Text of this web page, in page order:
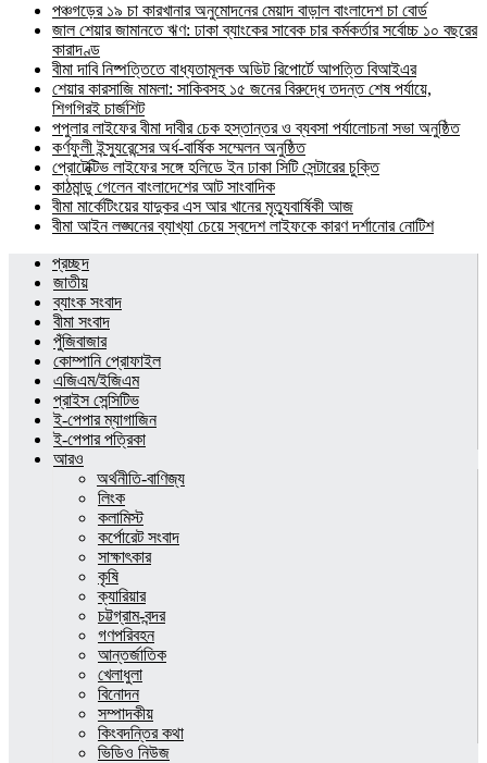
পঞ্চগড়ের ১৯ চা কারখানার অনুমোদনের মেয়াদ বাড়াল বাংলাদেশ চা বোর্ড
জাল শেয়ার জামানতে ঋণ: ঢাকা ব্যাংকের সাবেক চার কর্মকর্তার সর্বোচ্চ ১০ বছরের
কারাদণ্ড
বীমা দাবি নিষ্পত্তিতে বাধ্যতামূলক অডিট রিপোর্টে আপত্তি বিআইএর
শেয়ার কারসাজি মামলা: সাকিবসহ ১৫ জনের বিরুদ্ধে তদন্ত শেষ পর্যায়ে,
শিগগিরই চার্জশিট
পপুলার লাইফের বীমা দাবীর চেক হস্তান্তর ও ব্যবসা পর্যালোচনা সভা অনুষ্ঠিত
কর্ণফুলী ইন্স্যুরেন্সের অর্ধ-বার্ষিক সম্মেলন অনুষ্ঠিত
প্রোটেক্টিভ লাইফের সঙ্গে হলিডে ইন ঢাকা সিটি সেন্টারের চুক্তি
কাঠমান্ডু গেলেন বাংলাদেশের আট সাংবাদিক
বীমা মার্কেটিংয়ের যাদুকর এস আর খানের মৃত্যুবার্ষিকী আজ
বীমা আইন লঙ্ঘনের ব্যাখ্যা চেয়ে স্বদেশ লাইফকে কারণ দর্শানোর নোটিশ
প্রচ্ছদ
জাতীয়
ব্যাংক সংবাদ
বীমা সংবাদ
পুঁজিবাজার
কোম্পানি প্রোফাইল
এজিএম/ইজিএম
প্রাইস সেন্সিটিভ
ই-পেপার ম্যাগাজিন
ই-পেপার পত্রিকা
আরও
অর্থনীতি-বাণিজ্য
লিংক
কলামিস্ট
কর্পোরেট সংবাদ
সাক্ষাৎকার
কৃষি
ক্যারিয়ার
চট্টগ্রাম-বন্দর
গণপরিবহন
আন্তর্জাতিক
খেলাধুলা
বিনোদন
সম্পাদকীয়
কিংবদন্তির কথা
ভিডিও নিউজ